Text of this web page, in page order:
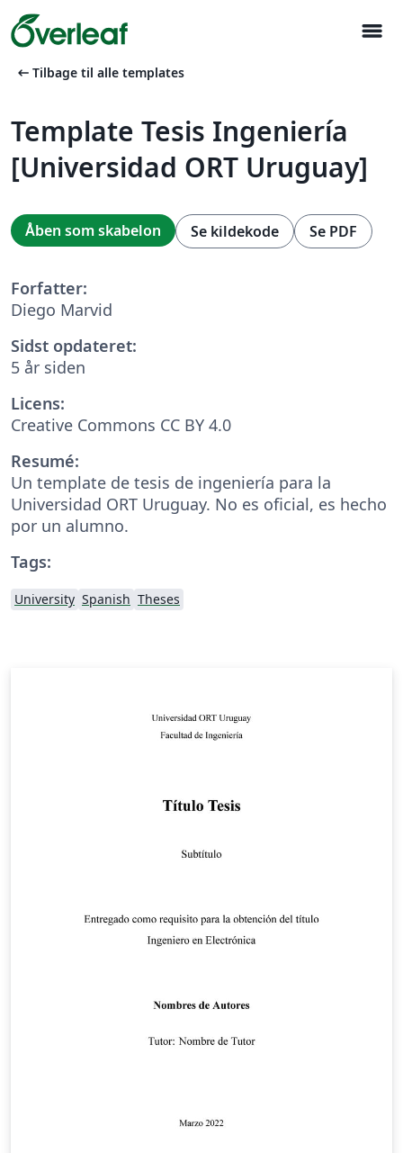
menu
arrow_left_alt Tilbage til alle templates
Template Tesis Ingeniería
[Universidad ORT Uruguay]
Åben som skabelon Se kildekode Se PDF
Forfatter:
Diego Marvid
Sidst opdateret:
5 år siden
Licens:
Creative Commons CC BY 4.0
Resumé:
Un template de tesis de ingeniería para la
Universidad ORT Uruguay. No es oficial, es hecho
por un alumno.
Tags:
University Spanish Theses